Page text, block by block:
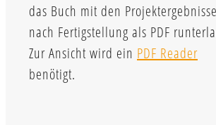
das Buch mit den
nach Fertigstellung als PDF
Zur Ansicht wird ein PDF Reader
benötigt.